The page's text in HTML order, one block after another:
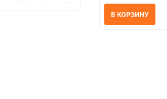
В КОРЗИНУ